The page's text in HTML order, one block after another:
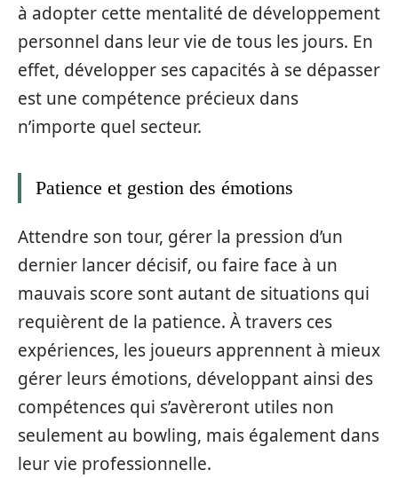
à adopter cette mentalité de développement
personnel dans leur vie de tous les jours. En
effet, développer ses capacités à se dépasser
est une compétence précieux dans
n’importe quel secteur.
Patience et gestion des émotions
Attendre son tour, gérer la pression d’un
dernier lancer décisif, ou faire face à un
mauvais score sont autant de situations qui
requièrent de la patience. À travers ces
expériences, les joueurs apprennent à mieux
gérer leurs émotions, développant ainsi des
compétences qui s’avèreront utiles non
seulement au bowling, mais également dans
leur vie professionnelle.